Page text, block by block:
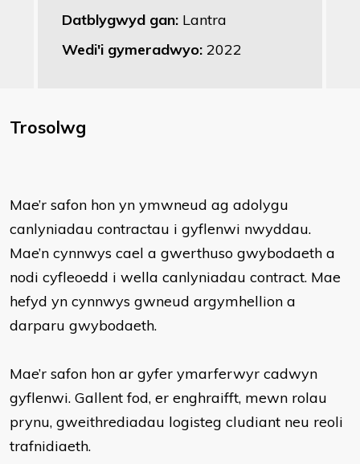
Datblygwyd gan: Lantra
Wedi'i gymeradwyo: 2022
Trosolwg
Mae’r safon hon yn ymwneud ag adolygu
canlyniadau contractau i gyflenwi nwyddau.
Mae’n cynnwys cael a gwerthuso gwybodaeth a
nodi cyfleoedd i wella canlyniadau contract. Mae
hefyd yn cynnwys gwneud argymhellion a
darparu gwybodaeth.
Mae’r safon hon ar gyfer ymarferwyr cadwyn
gyflenwi. Gallent fod, er enghraifft, mewn rolau
prynu, gweithrediadau logisteg cludiant neu reoli
trafnidiaeth.